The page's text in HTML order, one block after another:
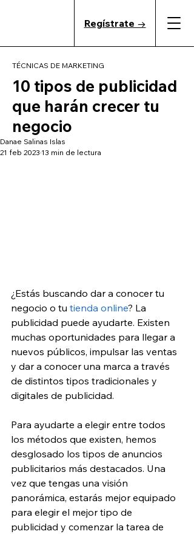
Regístrate →
TÉCNICAS DE MARKETING
10 tipos de publicidad
que harán crecer tu
negocio
Danae Salinas Islas
21 feb 2023 13 min de lectura
¿Estás buscando dar a conocer tu
negocio o tu tienda online? La
publicidad puede ayudarte. Existen
muchas oportunidades para llegar a
nuevos públicos, impulsar las ventas
y dar a conocer una marca a través
de distintos tipos tradicionales y
digitales de publicidad.
Para ayudarte a elegir entre todos
los métodos que existen, hemos
desglosado los tipos de anuncios
publicitarios más destacados. Una
vez que tengas una visión
panorámica, estarás mejor equipado
para elegir el mejor tipo de
publicidad y comenzar la tarea de